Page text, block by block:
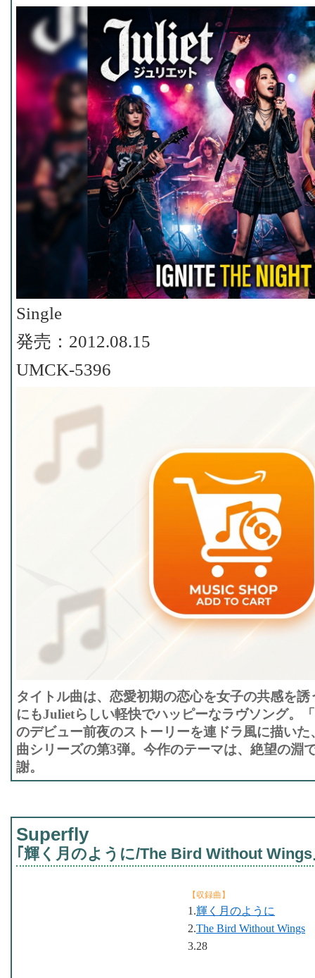
Single
発売：2012.08.15
UMCK-5396
タイトル曲は、恋愛初期の恋心を女子の共感を
にもJulietらしい軽快でハッピーなラヴソング。
のデビュー前夜のストーリーを連ドラ風に描いた
曲シリーズの第3弾。今作のテーマは、絶望の淵
謝。
Superfly
｢輝く月のように/The Bird Without Wings
【収録曲】
1.輝く月のように
2.The Bird Without Wings
3.28